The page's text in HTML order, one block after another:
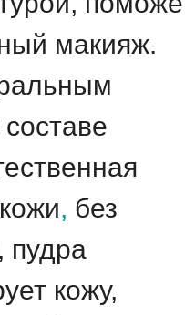
макияж.
, без
пудра
кожу,